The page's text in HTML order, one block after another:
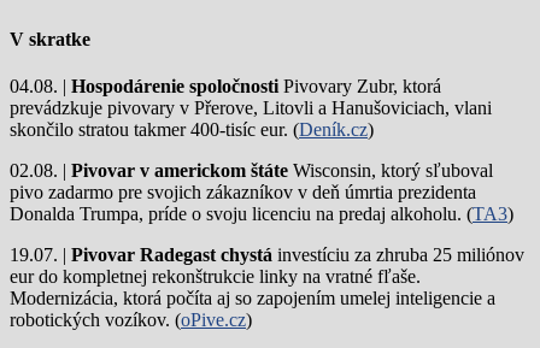
V skratke
04.08. | Hospodárenie spoločnosti Pivovary Zubr, ktorá
prevádzkuje pivovary v Přerove, Litovli a Hanušoviciach, vlani
skončilo stratou takmer 400-tisíc eur. (Deník.cz)
02.08. | Pivovar v americkom štáte Wisconsin, ktorý sľuboval
pivo zadarmo pre svojich zákazníkov v deň úmrtia prezidenta
Donalda Trumpa, príde o svoju licenciu na predaj alkoholu. (TA3)
19.07. | Pivovar Radegast chystá investíciu za zhruba 25 miliónov
eur do kompletnej rekonštrukcie linky na vratné fľaše.
Modernizácia, ktorá počíta aj so zapojením umelej inteligencie a
robotických vozíkov. (oPive.cz)